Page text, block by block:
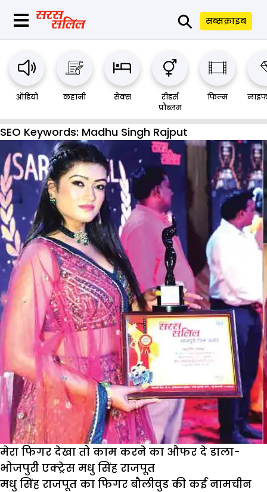
⚲ सब्सक्राइब
ऑडियो कहानी सेक्स
रीडर्स
प्रौब्लम
फिल्म
SEO Keywords: Madhu Singh Rajput
मेरा फिगर देखा तो काम करने का औफर दे डाला-
भोजपुरी एक्ट्रेस मधु सिंह राजपूत
मधु सिंह राजपूत का फिगर बौलीवुड की कई नामचीन